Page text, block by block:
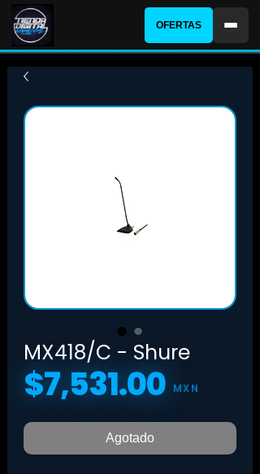
OFERTAS
MX418/C - Shure
$7,531.00 MXN
Agotado